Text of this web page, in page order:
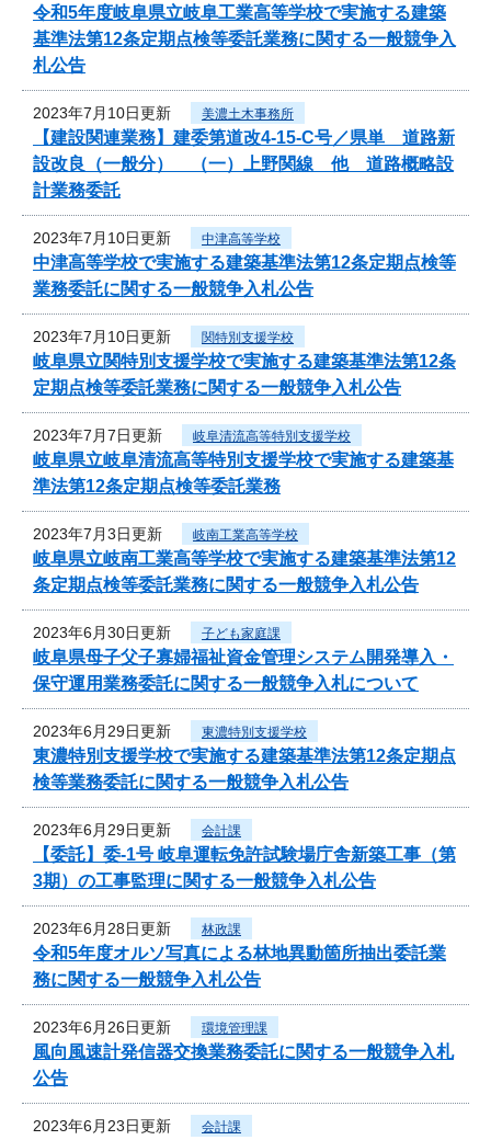
令和5年度岐阜県立岐阜工業高等学校で実施する建築
基準法第12条定期点検等委託業務に関する一般競争入
札公告
2023年7月10日更新 美濃土木事務所
【建設関連業務】建委第道改4-15-C号／県単 道路新
設改良（一般分） （一）上野関線 他 道路概略設
計業務委託
2023年7月10日更新 中津高等学校
中津高等学校で実施する建築基準法第12条定期点検等
業務委託に関する一般競争入札公告
2023年7月10日更新 関特別支援学校
岐阜県立関特別支援学校で実施する建築基準法第12条
定期点検等委託業務に関する一般競争入札公告
2023年7月7日更新 岐阜清流高等特別支援学校
岐阜県立岐阜清流高等特別支援学校で実施する建築基
準法第12条定期点検等委託業務
2023年7月3日更新 岐南工業高等学校
岐阜県立岐南工業高等学校で実施する建築基準法第12
条定期点検等委託業務に関する一般競争入札公告
2023年6月30日更新 子ども家庭課
岐阜県母子父子寡婦福祉資金管理システム開発導入・
保守運用業務委託に関する一般競争入札について
2023年6月29日更新 東濃特別支援学校
東濃特別支援学校で実施する建築基準法第12条定期点
検等業務委託に関する一般競争入札公告
2023年6月29日更新 会計課
【委託】委-1号 岐阜運転免許試験場庁舎新築工事（第
3期）の工事監理に関する一般競争入札公告
2023年6月28日更新 林政課
令和5年度オルソ写真による林地異動箇所抽出委託業
務に関する一般競争入札公告
2023年6月26日更新 環境管理課
風向風速計発信器交換業務委託に関する一般競争入札
公告
2023年6月23日更新 会計課